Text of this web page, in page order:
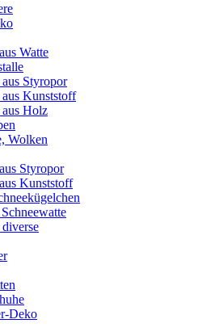
Watte
Styropor
Kunststoff
aus Holz
Wolken
Styropor
Kunststoff
Deko